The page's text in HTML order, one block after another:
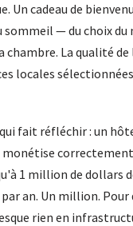
Un cadeau de
— du choix du
chambre. La qualité
locales
fait réfléchir : un
monétise correctement
1 million de dollars
an. Un million. Pour
rien en